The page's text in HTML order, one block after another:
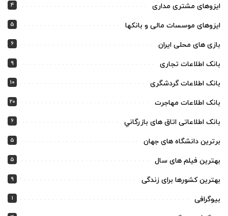
ایزوهای مشتری مداری 4
ایزوهای موسسات مالی و بانکها 5
بازی های محلی ایران 6
بانک اطلاعات تجاری 9
بانک اطلاعات گردشگری 10
بانک اطلاعات مهاجرت 20
بانک اطلاعاتی اتاق های بازرگاني 6
برترین دانشگاه های جهان 5
بهترین فیلم های سال 5
بهترین کشورها برای زندگی 9
بیوگرافی 1